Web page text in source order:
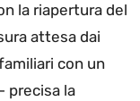
la riapertura del
attesa dai
con un
precisa la